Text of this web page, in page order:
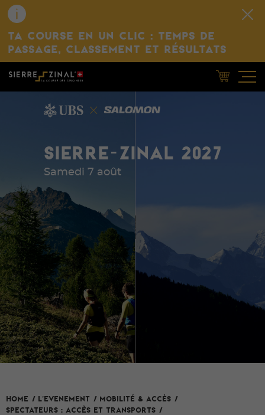
TA COURSE EN UN CLIC : TEMPS DE
PASSAGE, CLASSEMENT ET RÉSULTATS
SIERRE-ZINAL 2027
Samedi 7 août
HOME / L'evenement / Mobilité & Accès /
Spectateurs : accès et transports /